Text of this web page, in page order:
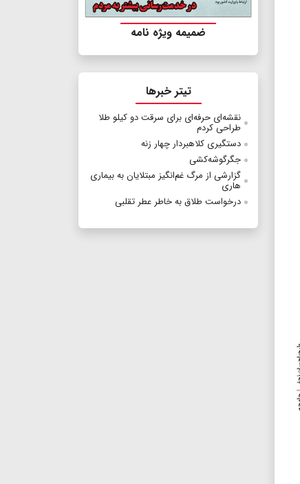
ضمیمه ویژه نامه
تیتر خبرها
نقشه‌ای حرفه‌ای برای سرقت دو کیلو طلا
طراحی کردم
دستگیری کلاهبردار چهار زنه
جگرگوشه‌کشی
گزارشی از مرگ غم‌انگیز مبتلایان به بیماری
هاری
درخواست طلاق به خاطر عطر تقلبی